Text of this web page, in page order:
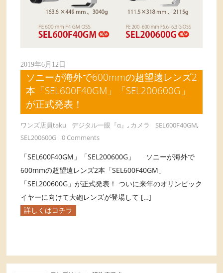
2019年6月12日
ソニーが海外で600mmの超望遠レンズ2
本「SEL600F40GM」「SEL200600G」
が正式発表！
ワンズ店員taku デジタル一眼『α』, カメラ SEL600F40GM,
SEL200600G
0 Comments
「SEL600F40GM」「SEL200600G」 ソニーが海外で
600mmの超望遠レンズ2本「SEL600F40GM」
「SEL200600G」が正式発表！ ついに来年のオリンピック
イヤーに向けて大砲レンズが登場して […]
詳しくはコチラ